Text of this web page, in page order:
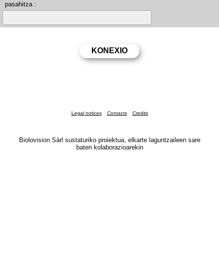
pasahitza :
Legal notices Contacts Credits
Biolovision Sàrl sustaturiko proiektua, elkarte laguntzaileen sare
baten kolaborazioarekin